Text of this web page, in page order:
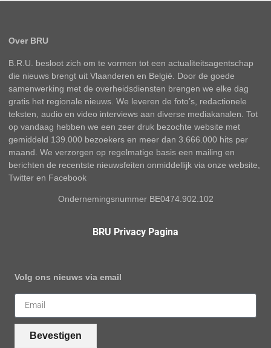
Over BRU
B.R.U. besloot zich om te vormen tot een actualiteitsagentschap
die nieuws brengt uit Vlaanderen en België. Door de goede
samenwerking met de overheidsdiensten brengen we elke dag
gratis het regionale nieuws. We leveren de foto’s, redactionele
teksten, audio en video interviews aan diverse mediakanalen. Tot
op vandaag hebben we een zeer druk bezochte website met
gemiddeld 139.000 bezoekers en meer dan 3.666.000 hits per
maand. We verzorgen op regelmatige basis een mailing en
berichten de recentste nieuwsfeiten onmiddellijk via onze website,
Twitter en Facebook
Ondernemingsnummer BE0474.902.102
BRU Privacy Pagina
Volg ons nieuws via email
Bevestigen